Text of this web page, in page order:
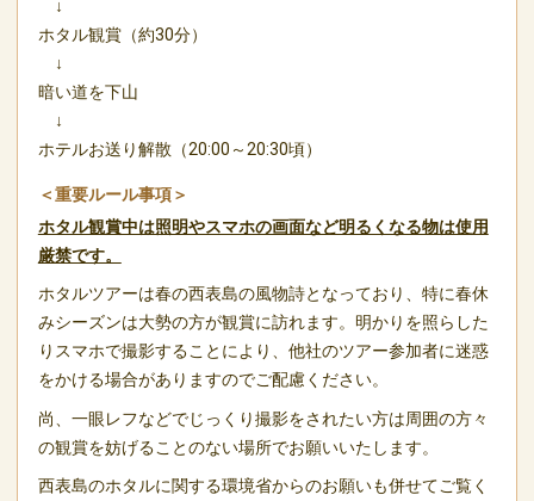
↓
ホタル観賞（約30分）
↓
暗い道を下山
↓
ホテルお送り解散（20:00～20:30頃）
＜重要ルール事項＞
ホタル観賞中は照明やスマホの画面など明るくなる物は使用
厳禁です。
ホタルツアーは春の西表島の風物詩となっており、特に春休
みシーズンは大勢の方が観賞に訪れます。明かりを照らした
りスマホで撮影することにより、他社のツアー参加者に迷惑
をかける場合がありますのでご配慮ください。
尚、一眼レフなどでじっくり撮影をされたい方は周囲の方々
の観賞を妨げることのない場所でお願いいたします。
西表島のホタルに関する環境省からのお願いも併せてご覧く